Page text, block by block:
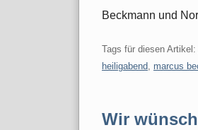
Beckmann und
Tags für diesen Artikel:
heiligabend, marcus
Wir